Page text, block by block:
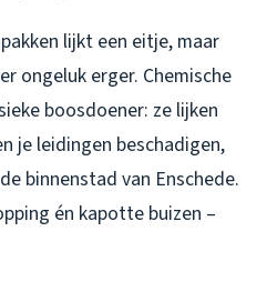
lijkt een eitje, maar
ongeluk erger. Chemische
boosdoener: ze lijken
je leidingen beschadigen,
binnenstad van Enschede.
én kapotte buizen –